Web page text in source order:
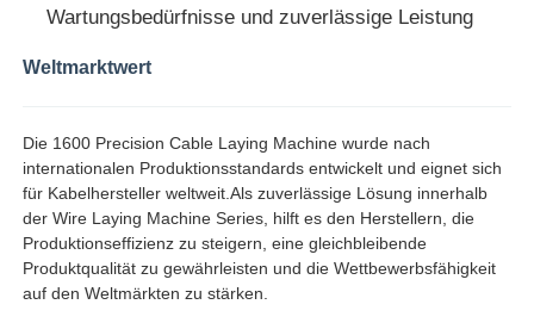
Wartungsbedürfnisse und zuverlässige Leistung
Weltmarktwert
Die 1600 Precision Cable Laying Machine wurde nach
internationalen Produktionsstandards entwickelt und eignet sich
für Kabelhersteller weltweit.Als zuverlässige Lösung innerhalb
der Wire Laying Machine Series, hilft es den Herstellern, die
Produktionseffizienz zu steigern, eine gleichbleibende
Produktqualität zu gewährleisten und die Wettbewerbsfähigkeit
auf den Weltmärkten zu stärken.